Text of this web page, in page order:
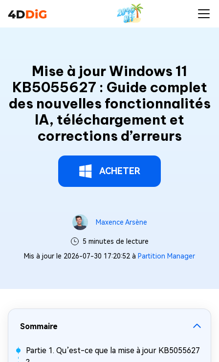
Mise à jour Windows 11
KB5055627 : Guide complet
des nouvelles fonctionnalités
IA, téléchargement et
corrections d’erreurs
ACHETER
Maxence Arsène
5 minutes de lecture
Mis à jour le 2026-07-30 17:20:52 à Partition Manager
Sommaire
Partie 1. Qu’est-ce que la mise à jour KB5055627